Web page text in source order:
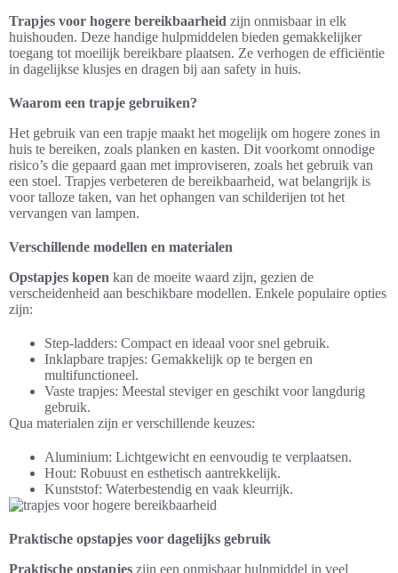
Trapjes voor hogere bereikbaarheid zijn onmisbaar in elk
huishouden. Deze handige hulpmiddelen bieden gemakkelijker
toegang tot moeilijk bereikbare plaatsen. Ze verhogen de efficiëntie
in dagelijkse klusjes en dragen bij aan safety in huis.
Waarom een trapje gebruiken?
Het gebruik van een trapje maakt het mogelijk om hogere zones in
huis te bereiken, zoals planken en kasten. Dit voorkomt onnodige
risico’s die gepaard gaan met improviseren, zoals het gebruik van
een stoel. Trapjes verbeteren de bereikbaarheid, wat belangrijk is
voor talloze taken, van het ophangen van schilderijen tot het
vervangen van lampen.
Verschillende modellen en materialen
Opstapjes kopen kan de moeite waard zijn, gezien de
verscheidenheid aan beschikbare modellen. Enkele populaire opties
zijn:
Step-ladders: Compact en ideaal voor snel gebruik.
Inklapbare trapjes: Gemakkelijk op te bergen en
multifunctioneel.
Vaste trapjes: Meestal steviger en geschikt voor langdurig
gebruik.
Qua materialen zijn er verschillende keuzes:
Aluminium: Lichtgewicht en eenvoudig te verplaatsen.
Hout: Robuust en esthetisch aantrekkelijk.
Kunststof: Waterbestendig en vaak kleurrijk.
Praktische opstapjes voor dagelijks gebruik
Praktische opstapjes zijn een onmisbaar hulpmiddel in veel